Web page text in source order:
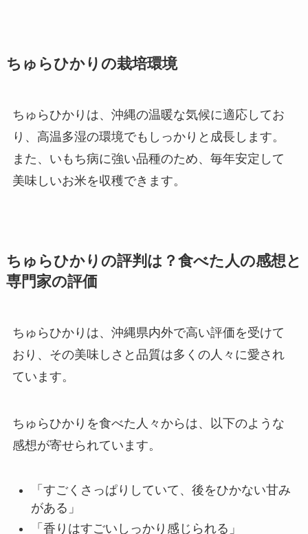
ちゅらひかりの栽培環境
ちゅらひかりは、沖縄の温暖な気候に適応してお
り、高温多湿の環境でもしっかりと成長します。
また、いもち病に強い品種のため、毎年安定して
美味しいお米を収穫できます。
ちゅらひかりの評判は？食べた人の感想と
専門家の評価
ちゅらひかりは、沖縄県内外で高い評価を受けて
おり、その美味しさと品質は多くの人々に愛され
ています。
ちゅらひかりを食べた人々からは、以下のような
感想が寄せられています。
「すごくさっぱりしていて、後をひかない甘み
がある」
「香りはすごいしっかり感じられる」